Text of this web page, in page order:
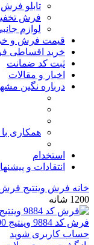
تابلو فرش
فرش
لوازم
قیمت فرش و
خرید اقساطی
ثبت کد ضمانت
اخبار و مقالات
درباره نگین
همکاری با
استخدام
انتقادات و
خانه فرش وینتیج فرش
1200 شانه
فرش کد 9884 وینتیج 1200 شانه برجسته
حساب کاربری شوید